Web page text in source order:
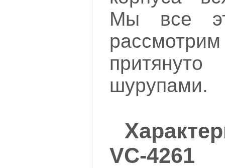
Мы все
шурупами.
VC-4261